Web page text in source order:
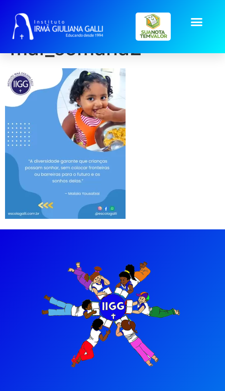
post2026-
mai_semana2